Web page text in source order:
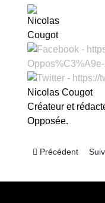
Nicolas Cougot
Créateur et
Opposée.
Article précédent :
Précédent